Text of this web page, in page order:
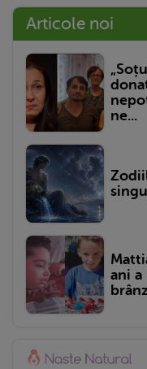
Articole noi
ne...
ani a